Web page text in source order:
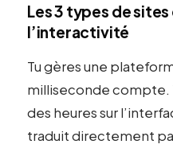
Les 3 types de
l’interactivité
Tu gères une
milliseconde compte.
des heures sur
traduit directement